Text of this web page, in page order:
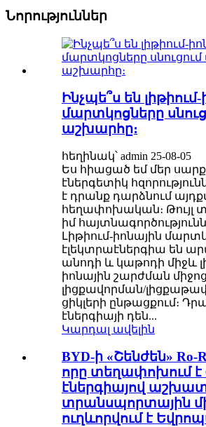
Նորություններ
Ինչպե՞ս են
մարտկոցները
աշխարհը։
հեղինակ՝ admin 25-08-05
Ես հիացած եմ մեր
էներգետիկ
է դրանք դարձնում
հեղափոխական։ Թույլ
իմ
Լիթիում-իոնային
էլեկտրաէներգիա են
անոդի և կաթոդի միջև
իոնային շարժման
լիցքավորման/
ցիկլերի ընթացքում։
էներգիայի դեն...
Կարդալ ավելին
BYD-ի «Շենժեն» Ro-
որը տեղափոխում է
էներգիայով
տրանսպորտային
ուղևորվում է